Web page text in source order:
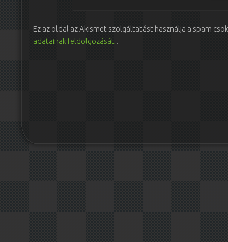
Ez az oldal az Akismet szolgáltatást használja a spam
adatainak feldolgozását .